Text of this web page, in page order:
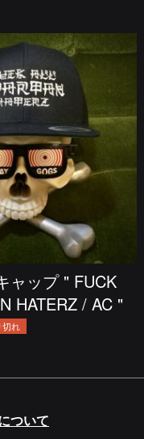
ャップ " FUCK
HATERZ / AC "
切れ
ついて